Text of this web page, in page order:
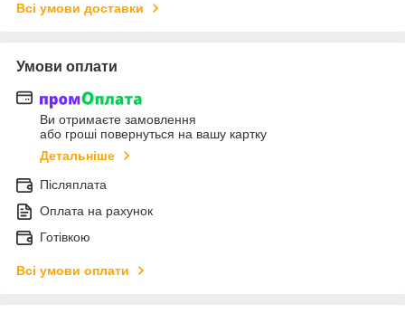
Всі умови доставки
Умови оплати
Ви отримаєте замовлення
або гроші повернуться на вашу картку
Детальніше
Післяплата
Оплата на рахунок
Готівкою
Всі умови оплати